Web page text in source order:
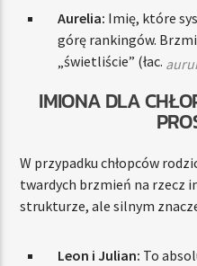
Aurelia: Imię, które
górę rankingów.
„świetliście” (łac.
IMIONA DLA
W przypadku chłopców
twardych brzmień na rzecz
strukturze, ale silnym
Leon i Julian: To